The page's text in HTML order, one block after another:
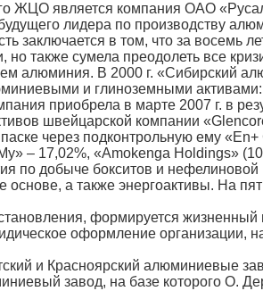
ЖЦО является компания ОАО
лидера по производству
заключается в том, что за восемь
но также сумела преодолеть все
алюминия. В 2000 г. «Сибирский
и глиноземными активами:
приобрела в марте 2007 г. в
швейцарской компании
через подконтрольную ему
17,02%, «Amokenga Holdings»
по добыче бокситов и нефелиновой
а также энергоактивы. На
формируется
оформление организации,
и Красноярский алюминиевые
завод, на базе которого О.